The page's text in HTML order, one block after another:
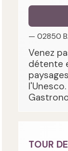
— 02850
Venez
détente
TOUR